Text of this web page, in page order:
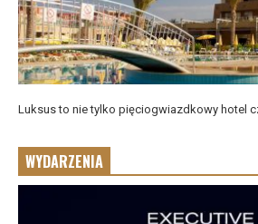
Luksus to nie tylko pięciogwiazdkowy hotel
WYDARZENIA